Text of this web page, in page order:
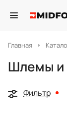
Главная
Шлемы и
Фильтр